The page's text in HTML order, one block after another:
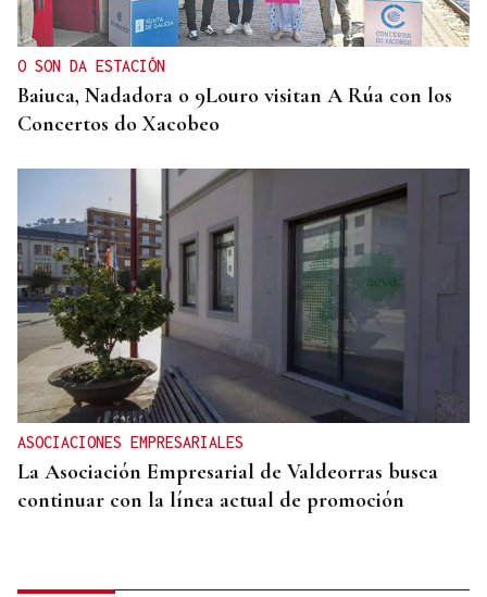
O SON DA ESTACIÓN
Baiuca, Nadadora o 9Louro visitan A Rúa con los
Concertos do Xacobeo
ASOCIACIONES EMPRESARIALES
La Asociación Empresarial de Valdeorras busca
continuar con la línea actual de promoción